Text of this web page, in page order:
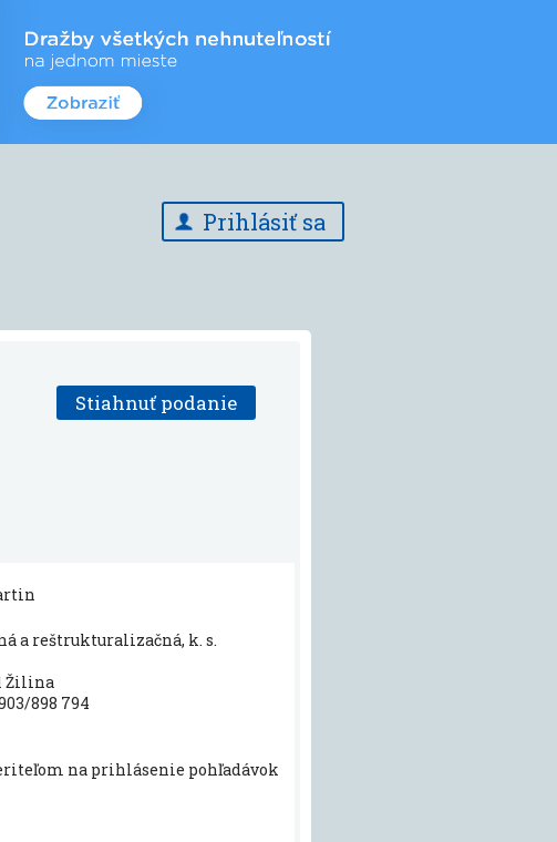
Prihlásiť sa
Stiahnuť podanie
a reštrukturalizačná, k. s.
Žilina
898 794
na prihlásenie pohľadávok